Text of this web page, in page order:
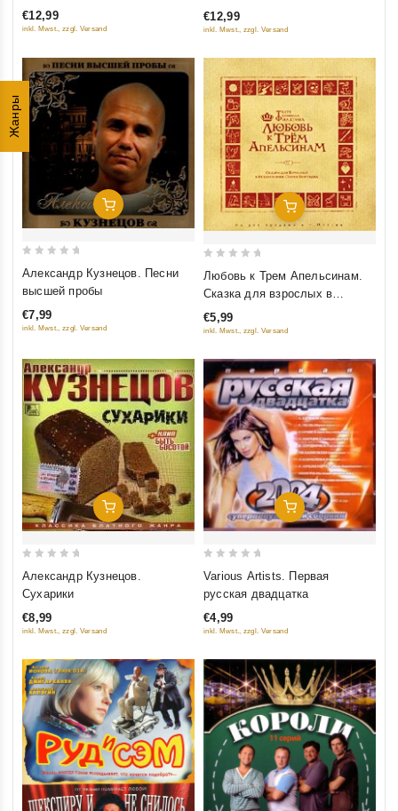
Жанры
5
сериалу. Версия Космоса
(2003)
€12,99
inkl. Mwst., zzgl. Versand
5
сериалу. Версия Фила (2003)
€12,99
inkl. Mwst., zzgl. Versand
Добавить В Корзину
5
Александр Кузнецов. Песни
высшей пробы
€7,99
inkl. Mwst., zzgl. Versand
Добавить В Корзину
5
Любовь к Трем Апельсинам.
Сказка для взрослых в
исполнении Сергея Безрукова
€5,99
inkl. Mwst., zzgl. Versand
Добавить В Корзину
5
Александр Кузнецов.
Сухарики
€8,99
inkl. Mwst., zzgl. Versand
Добавить В Корзину
5
Various Artists. Первая
русская двадцатка
€4,99
inkl. Mwst., zzgl. Versand